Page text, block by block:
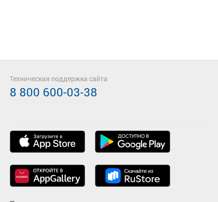
Техническая поддержка сайта
8 800 600-03-38